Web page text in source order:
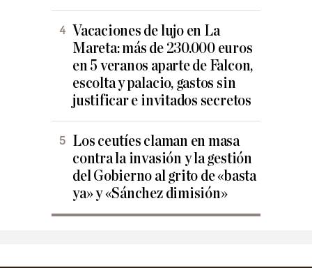
Vacaciones de lujo en La
Mareta: más de 230.000 euros
en 5 veranos aparte de Falcon,
escolta y palacio, gastos sin
justificar e invitados secretos
Los ceutíes claman en masa
contra la invasión y la gestión
del Gobierno al grito de «basta
ya» y «Sánchez dimisión»